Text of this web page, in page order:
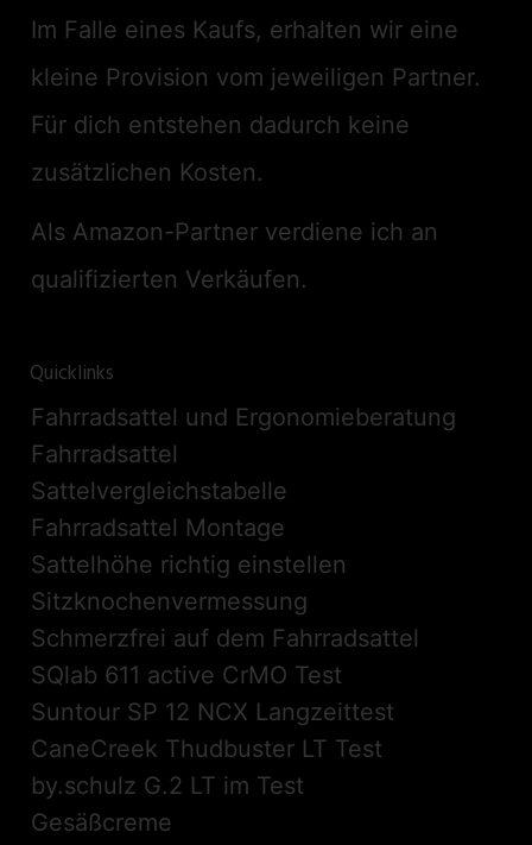
Im Falle eines Kaufs, erhalten wir eine
kleine Provision vom jeweiligen Partner.
Für dich entstehen dadurch keine
zusätzlichen Kosten.
Als Amazon-Partner verdiene ich an
qualifizierten Verkäufen.
Quicklinks
Fahrradsattel und Ergonomieberatung
Fahrradsattel
Sattelvergleichstabelle
Fahrradsattel Montage
Sattelhöhe richtig einstellen
Sitzknochenvermessung
Schmerzfrei auf dem Fahrradsattel
SQlab 611 active CrMO Test
Suntour SP 12 NCX Langzeittest
CaneCreek Thudbuster LT Test
by.schulz G.2 LT im Test
Gesäßcreme